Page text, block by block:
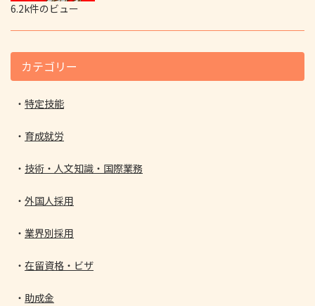
6.2k件のビュー
カテゴリー
特定技能
育成就労
技術・人文知識・国際業務
外国人採用
業界別採用
在留資格・ビザ
助成金